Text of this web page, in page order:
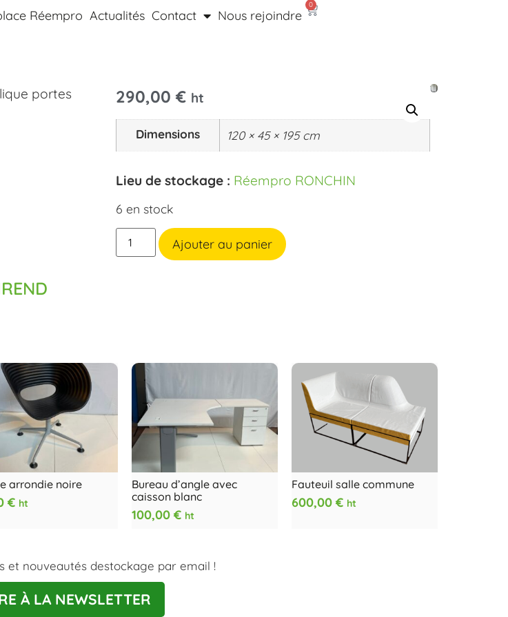
Réempro Actualités Contact Nous rejoindre
0
portes
290,00 € ht
Dimensions 120 × 45 × 195 cm
Lieu de stockage : Réempro RONCHIN
6 en stock
Ajouter au panier
arrondie noire
€ ht
Bureau d’angle avec
caisson blanc
100,00 € ht
Fauteuil salle commune
600,00 € ht
et nouveautés destockage par email !
À LA NEWSLETTER